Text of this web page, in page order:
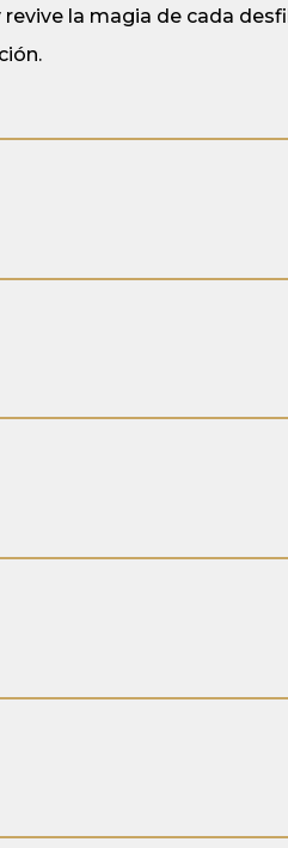
la magia de cada